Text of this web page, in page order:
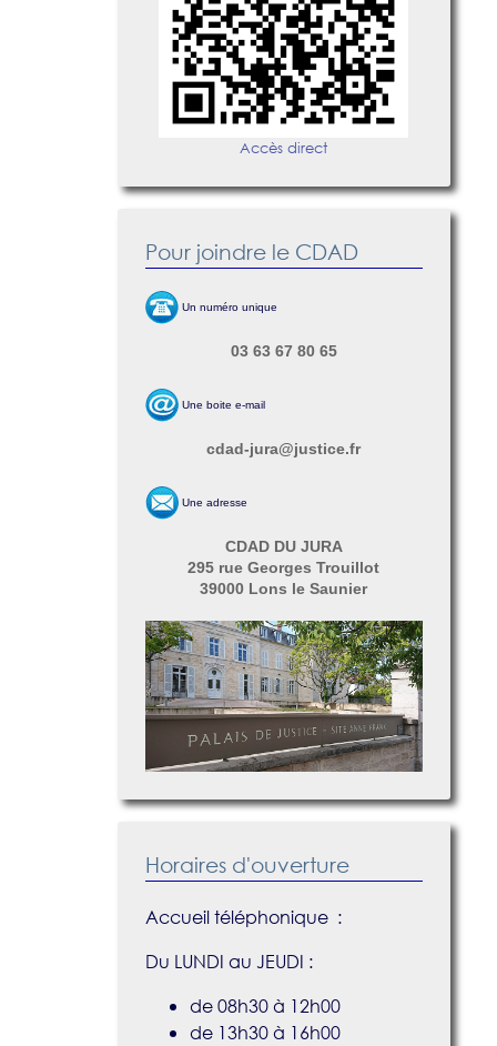
Accès direct
Pour joindre le CDAD
Un numéro unique
03 63 67 80 65
Une boite e-mail
cdad-jura@justice.fr
Une adresse
CDAD DU JURA
295 rue Georges Trouillot
39000 Lons le Saunier
Horaires d'ouverture
Accueil téléphonique :
Du LUNDI au JEUDI :
de 08h30 à 12h00
de 13h30 à 16h00